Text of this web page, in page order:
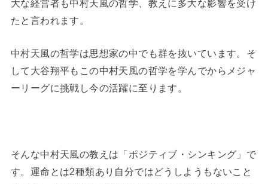
大な経営者も中村天風の哲学、教えに多大な影響を受け
たと言われます。
中村天風の哲学は思想家の中でも群を抜いています。そ
して大谷翔平もこの中村天風の哲学を学んでからメジャ
ーリーグに挑戦し今の活躍に至ります。
そんな中村天風の教えは「ポジティブ・シンキング」で
す。運命とは2種類あり自分ではどうしようもないこと